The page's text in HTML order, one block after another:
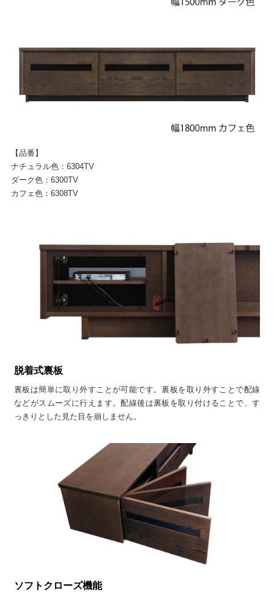
【品番】
ナチュラル色：6304TV
ダーク色：6300TV
カフェ色：6308TV
脱着式裏板
裏板は簡単に取り外すことが可能です。裏板を取り外すことで配線
などがスムーズに行えます。配線後は裏板を取り付けることで、す
っきりとした見た目を崩しません。
ソフトクローズ機能